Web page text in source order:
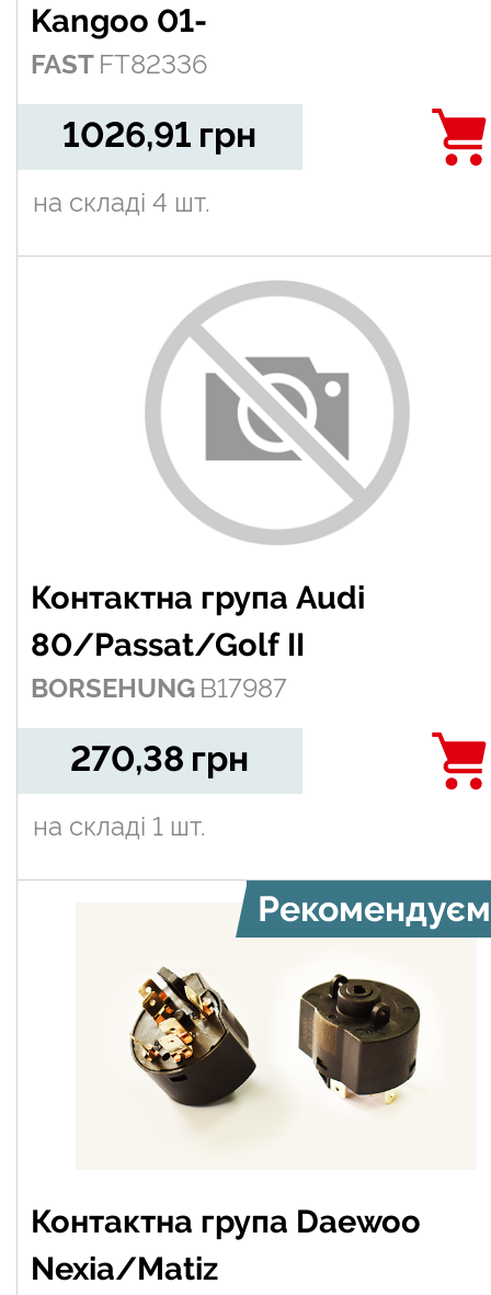
Kangoo 01-
FAST FT82336
1026,91 грн
на складі 4 шт.
Контактна група Audi
80/Passat/Golf II
BORSEHUNG B17987
270,38 грн
на складі 1 шт.
Контактна група Daewoo
Nexia/Matiz